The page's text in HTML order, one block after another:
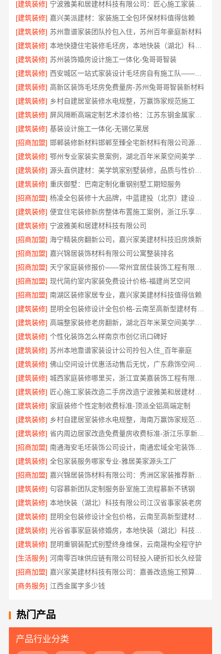
[建筑装修]
宁波雅美和居建材科技有限公司：匠心施工家装改造二手房改造
[建筑装修] 嘉兴美派建材：家装施工全包环保材料值得信赖
[建筑装修] 苏州靠谱家装团队拎包入住，苏州百年豪庭新材料
[建筑装修]
本地快捷住宅装修毛坯房，本地快装（湖北）科技闪电交付
[建筑装修] 苏州装饰婚房设计施工一体化-兔哥哥智装
[建筑装修]
西安城区一站式家装设计毛坯房自有施工队——居安天成
[建筑装修] 高新区装饰毛坯房免费量房-苏州兔哥哥智装新材料
[建筑装修] 乡村自建居室装修水电规整，万赢饰家规范施工
[建筑装修]
[建筑装修] 基装设计施工一体化-无锡亿莱居
[招商加盟]
邯郸装修新材料邯郸至臻全宅新材料有限公司源头环保
[建筑装修]
鄂州专业家装实景案例，湖北百年米莱空间美学装饰
[建筑装修]
源头直供建材：美学筑家别墅装修，品质与性价比并存
[建筑装修] 重庆御墅：巴南定制化重钢别墅工期短服务
[招商加盟]
杨凌全包装修十大品牌，中蓝建投（北京）建设有限公司武功分公司服务
[建筑装修]
便宜住宅装修新房整体布置施工案例，浙江乐享新材料有限公司
[建筑装修] 宁波雅美和居建材科技有限公司
[招商加盟] 海宁精装房翻新公司，嘉兴家美建材科技旧房焕新
[招商加盟] 嘉兴锦居装饰材料有限公司公寓整装排名
[招商加盟]
[招商加盟] 现代简约室内家装免费设计价格-福建尚艺空间
[招商加盟] 南湖区装修家居专业，嘉兴家美建材科技值得信赖
[建筑装修]
[建筑装修]
高端整家装修老房翻新，湖北百年米莱空间美学装饰材料有限公司
[建筑装修] 个性化装饰怎么样南京市创亿讯口碑好
[建筑装修] 苏州本地靠谱家装设计公司拎包入住_百年豪庭
[建筑装修]
[建筑装修]
[建筑装修]
匠心施工家装改造二手房改造宁波雅美和居建材科技
[建筑装修] 家庭装修个性定制收费标准-顶派全铝高端定制
[建筑装修]
乡村自建居室装修水电规整，海南万赢饰家规范改造
[建筑装修]
省内周边居家改造免费量房收费标准-浙江乐享新材料有限公司
[招商加盟]
南通海安毛坯装饰公司设计，南通宏域全宅装饰建材有限公司
[建筑装修] 全包家装服务哪家专业-雅居美家源头工厂
[招商加盟]
嘉兴锦居装饰材料有限公司：秀洲区家装推荐新房案例
[建筑装修] 句容慕新团队定制服务卧室施工流程慕新不锈钢
[建筑装修] 本地快装（湖北）科技有限公司江汉省事家装老房
[建筑装修]
昆明全包装修设计全包价格，云南至高新型建材有限公司
[建筑装修]
[建筑装修] 昆明重钢装配式别墅终身维保，云南晟构全程守护
[生活服务] 河南零百味供应链有限公司轻投入硬折扣长久经营
[招商加盟]
嘉兴家美建材科技有限公司：嘉善改造施工预算透明
[商务服务] 江西金属字多少钱
热门产品
产品行业分类